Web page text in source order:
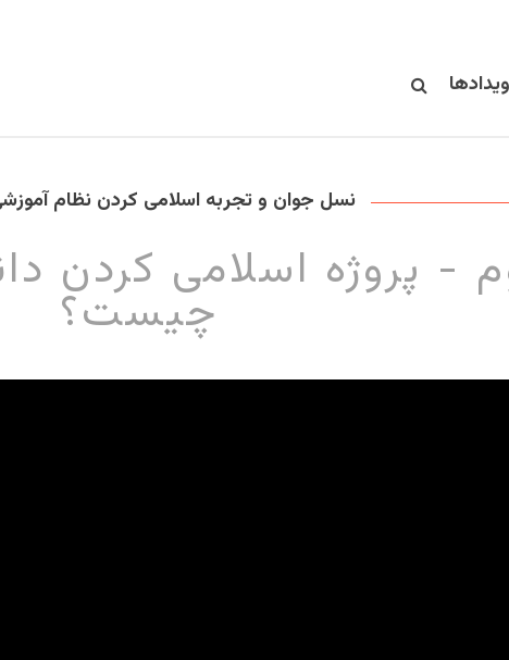
نسل جوان و تجربه اسلامی کردن نظام
پروژه اسلامی کردن
چیست؟